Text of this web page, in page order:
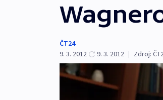
ČT24
9. 3. 2012
9. 3. 2012 | Zdroj: